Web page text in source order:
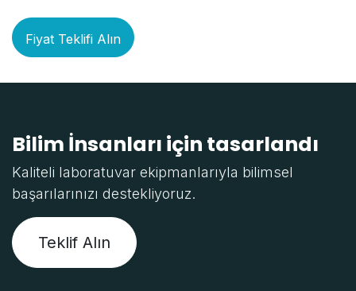
Fiyat Teklifi Alın
Bilim İnsanları için tasarlandı
Kaliteli laboratuvar ekipmanlarıyla bilimsel
başarılarınızı destekliyoruz.
Teklif Alın